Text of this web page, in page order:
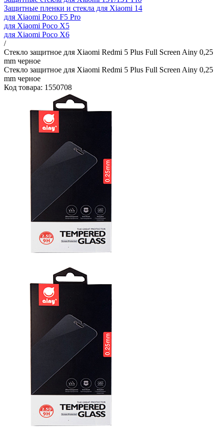
Защитные пленки и стекла для Xiaomi 14
для Xiaomi Poco F5 Pro
для Xiaomi Poco X5
для Xiaomi Poco X6
/
Стекло защитное для Xiaomi Redmi 5 Plus Full Screen Ainy 0,25
mm черное
Стекло защитное для Xiaomi Redmi 5 Plus Full Screen Ainy 0,25
mm черное
Код товара: 1550708